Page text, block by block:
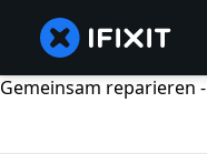
Gemeinsam reparieren -